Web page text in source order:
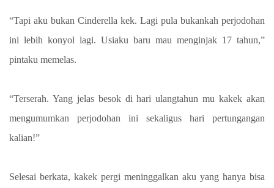
“Tapi aku bukan Cinderella kek. Lagi pula bukankah perjodohan
ini lebih konyol lagi. Usiaku baru mau menginjak 17 tahun,”
pintaku memelas.
“Terserah. Yang jelas besok di hari ulangtahun mu kakek akan
mengumumkan perjodohan ini sekaligus hari pertungangan
kalian!”
Selesai berkata, kakek pergi meninggalkan aku yang hanya bisa